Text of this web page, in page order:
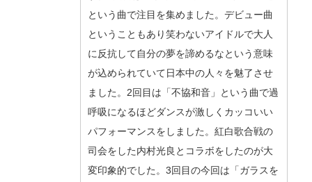
という曲で注目を集めました。デビュー曲
ということもあり笑わないアイドルで大人
に反抗して自分の夢を諦めるなという意味
が込められていて日本中の人々を魅了させ
ました。2回目は「不協和音」という曲で過
呼吸になるほどダンスが激しくカッコいい
パフォーマンスをしました。紅白歌合戦の
司会をした内村光良とコラボをしたのが大
変印象的でした。3回目の今回は「ガラスを